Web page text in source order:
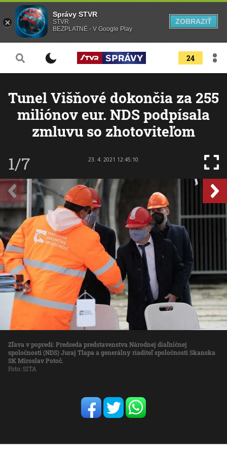
24
Tunel Višňové dokončia za 255
miliónov eur. NDS podpísala
zmluvu so zhotoviteľom
1/7 23. 4. 2021 12:45:10
Zľava v popredí: Predseda predstavenstva Národnej diaľničnej
spoločnosti (NDS) Juraj Tlapa a generálny riaditeľ spoločnosti Skanska
SK Miroslav Potoč.
Foto: SITA
Správy STVR
STVR
BEZPLATNÉ - V Google Play
ZOBRAZIŤ